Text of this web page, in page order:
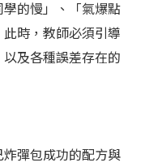
的慢」、「氣爆點
時，教師必須引導
及各種誤差存在的
彈包成功的配方與